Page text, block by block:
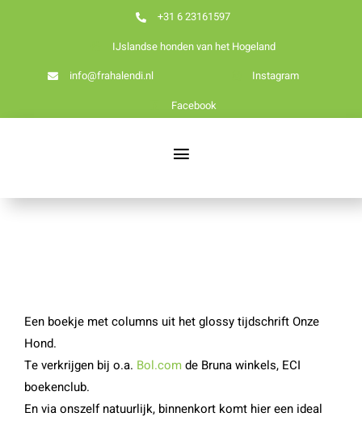
+31 6 23161597
IJslandse honden van het Hogeland
info@frahalendi.nl
Instagram
Facebook
Toggle
Onze honden
Pups / Litter
Een boekje met columns uit het glossy tijdschrift Onze
Hond.
Te verkrijgen bij o.a. Bol.com de Bruna winkels, ECI
boekenclub.
En via onszelf natuurlijk, binnenkort komt hier een ideal